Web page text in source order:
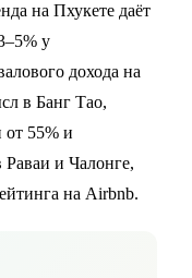
на Пхукете даёт
у
дохода на
в Банг Тао,
от 55% и
и Чалонге,
на Airbnb.